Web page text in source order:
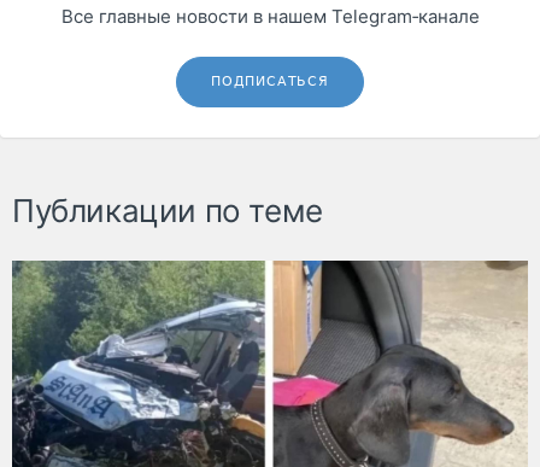
Все главные новости в нашем Telegram‑канале
ПОДПИСАТЬСЯ
Публикации по теме